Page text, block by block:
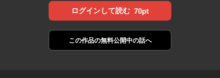
ログインして読む 70pt
この作品の無料公開中の話へ